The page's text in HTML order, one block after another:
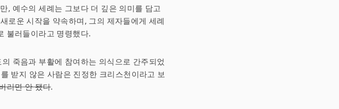
, 예수의 세례는 그보다 더 깊은 의미를 담고
로운 시작을 약속하며, 그의 제자들에게 세례
불러들이라고 명령했다.
죽음과 부활에 참여하는 의식으로 간주되었
받지 않은 사람은 진정한 크리스천이라고 보
리면 안 됐다.